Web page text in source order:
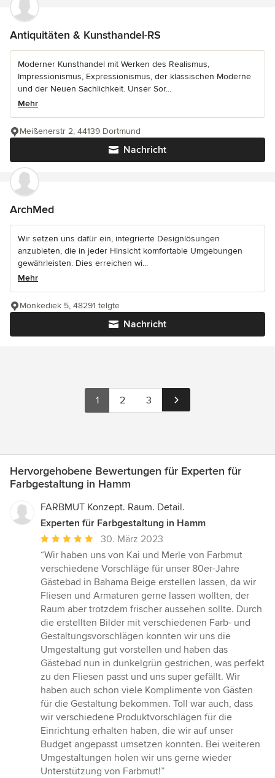
Antiquitäten & Kunsthandel-RS
Moderner Kunsthandel mit Werken des Realismus,
Impressionismus, Expressionismus, der klassischen Moderne
und der Neuen Sachlichkeit. Unser Sor...
Mehr
Nachricht
Meißenerstr 2, 44139 Dortmund
ArchMed
Wir setzen uns dafür ein, integrierte Designlösungen
anzubieten, die in jeder Hinsicht komfortable Umgebungen
gewährleisten. Dies erreichen wi...
Mehr
Nachricht
Mönkediek 5, 48291 telgte
1 2 3
Hervorgehobene Bewertungen für Experten für
Farbgestaltung in Hamm
FARBMUT Konzept. Raum. Detail.
Experten für Farbgestaltung in Hamm
Durchschnittliche
Bewertung:
5
von
5
Sternen
30. März 2023
“Wir haben uns von Kai und Merle von Farbmut
verschiedene Vorschläge für unser 80er-Jahre
Gästebad in Bahama Beige erstellen lassen, da wir
Fliesen und Armaturen gerne lassen wollten, der
Raum aber trotzdem frischer aussehen sollte. Durch
die erstellten Bilder mit verschiedenen Farb- und
Gestaltungsvorschlägen konnten wir uns die
Umgestaltung gut vorstellen und haben das
Gästebad nun in dunkelgrün gestrichen, was perfekt
zu den Fliesen passt und uns super gefällt. Wir
haben auch schon viele Komplimente von Gästen
für die Gestaltung bekommen. Toll war auch, dass
wir verschiedene Produktvorschlägen für die
Einrichtung erhalten haben, die wir auf unser
Budget angepasst umsetzen konnten. Bei weiteren
Umgestaltungen holen wir uns gerne wieder
Unterstützung von Farbmut!”